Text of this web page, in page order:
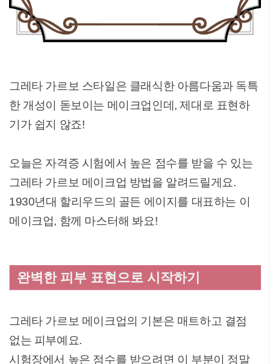
그레타 가르보 스타일은 클래식한 아름다움과 독특
한 개성이 돋보이는 메이크업인데, 제대로 표현하
기가 쉽지 않죠!
오늘은 자격증 시험에서 높은 점수를 받을 수 있는
그레타 가르보 메이크업 방법을 알려드릴게요.
1930년대 할리우드의 골든 에이지를 대표하는 이
메이크업, 함께 마스터해 봐요!
완벽한 피부 표현으로 시작하기
그레타 가르보 메이크업의 기본은 매트하고 결점
없는 피부예요.
시험장에서 높은 점수를 받으려면 이 부분이 정말